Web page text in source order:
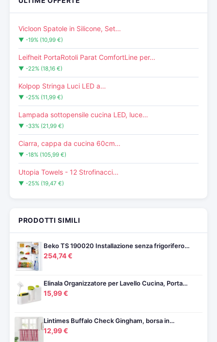
Vicloon Spatole in Silicone, Set…
▼ -19% (10,99 €)
Leifheit PortaRotoli Parat ComfortLine per…
▼ -22% (18,16 €)
Kolpop Stringa Luci LED a…
▼ -25% (11,99 €)
Lampada sottopensile cucina LED, luce…
▼ -33% (21,99 €)
Ciarra, cappa da cucina 60cm…
▼ -18% (105,99 €)
Utopia Towels - 12 Strofinacci…
▼ -25% (19,47 €)
PRODOTTI SIMILI
Beko TS 190020 Installazione senza frigorifero…
254,74 €
Elinala Organizzatore per Lavello Cucina, Porta…
15,99 €
Lintimes Buffalo Check Gingham, borsa in…
12,99 €